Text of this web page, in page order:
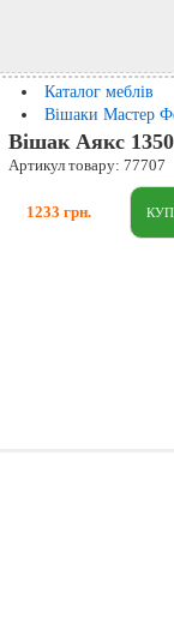
Каталог меблів
Вішаки Мастер
Вішак Аякс
Артикул товару: 77707
1233 грн.